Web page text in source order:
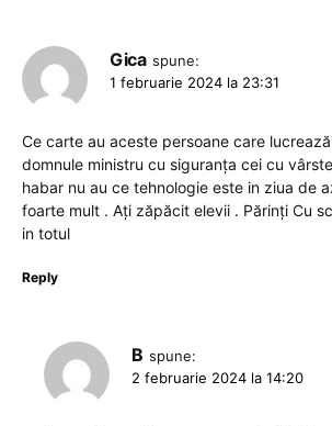
Gica spune:
1 februarie 2024 la 23:31
Ce carte au aceste persoane care
domnule ministru cu siguranța cei cu
habar nu au ce tehnologie este in ziua de
foarte mult . Ați zăpăcit elevii . Părinți Cu
in totul
Reply
B spune:
2 februarie 2024 la 14:20